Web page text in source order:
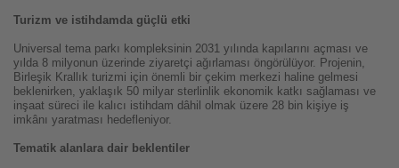
Turizm ve istihdamda güçlü etki
Universal tema parkı kompleksinin 2031 yılında kapılarını açması ve
yılda 8 milyonun üzerinde ziyaretçi ağırlaması öngörülüyor. Projenin,
Birleşik Krallık turizmi için önemli bir çekim merkezi haline gelmesi
beklenirken, yaklaşık 50 milyar sterlinlik ekonomik katkı sağlaması ve
inşaat süreci ile kalıcı istihdam dâhil olmak üzere 28 bin kişiye iş
imkânı yaratması hedefleniyor.
Tematik alanlara dair beklentiler